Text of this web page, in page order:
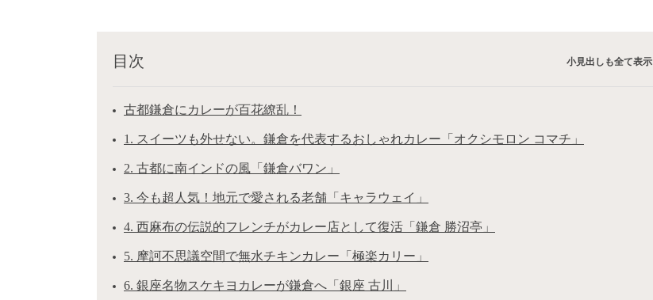
目次 小見出しも全て表示
古都鎌倉にカレーが百花繚乱！
1. スイーツも外せない。鎌倉を代表するおしゃれカレー「オクシモロン コマチ」
2. 古都に南インドの風「鎌倉バワン」
3. 今も超人気！地元で愛される老舗「キャラウェイ」
4. 西麻布の伝説的フレンチがカレー店として復活「鎌倉 勝沼亭」
5. 摩訶不思議空間で無水チキンカレー「極楽カリー」
6. 銀座名物スケキヨカレーが鎌倉へ「銀座 古川」